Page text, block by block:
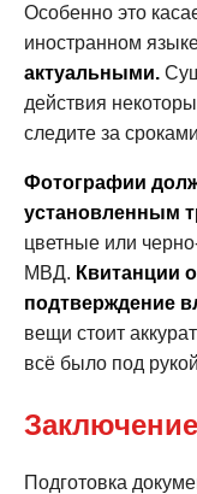
Особенно это
иностранном
актуальными.
действия
следите за
Фотографии
установленным
цветные или
МВД. Квитанции
подтверждение
вещи стоит
всё было под
Заключение
Подготовка